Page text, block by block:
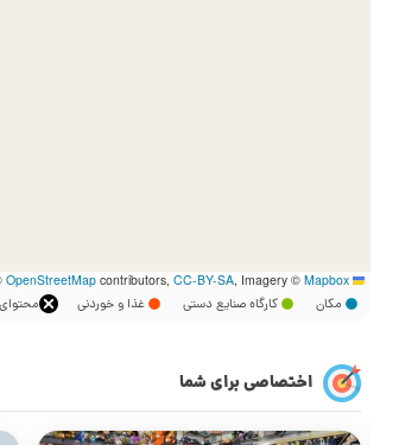
Leaflet
OpenStreetMapcontributors, CC-BY-SA, Imagery © Mapbox
مکان کارگاه صنایع دستی غذا و خوردنی
اختصاصی برای شما